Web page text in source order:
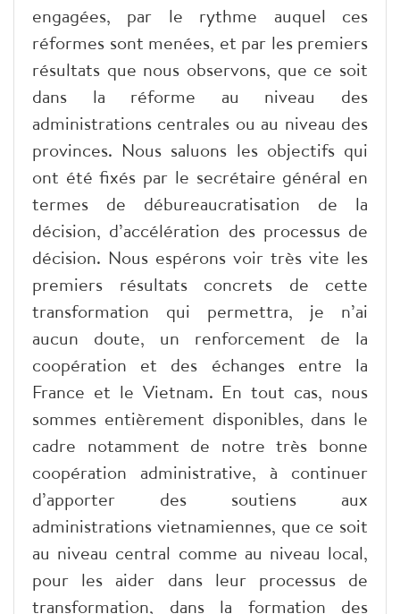
engagées, par le rythme auquel ces
réformes sont menées, et par les premiers
résultats que nous observons, que ce soit
dans la réforme au niveau des
administrations centrales ou au niveau des
provinces. Nous saluons les objectifs qui
ont été fixés par le secrétaire général en
termes de débureaucratisation de la
décision, d’accélération des processus de
décision. Nous espérons voir très vite les
premiers résultats concrets de cette
transformation qui permettra, je n’ai
aucun doute, un renforcement de la
coopération et des échanges entre la
France et le Vietnam. En tout cas, nous
sommes entièrement disponibles, dans le
cadre notamment de notre très bonne
coopération administrative, à continuer
d’apporter des soutiens aux
administrations vietnamiennes, que ce soit
au niveau central comme au niveau local,
pour les aider dans leur processus de
transformation, dans la formation des